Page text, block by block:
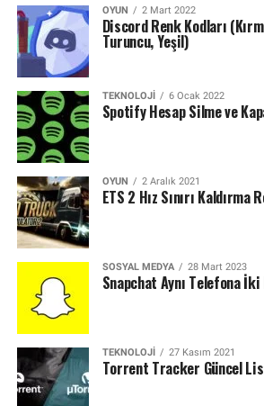
OYUN 2 Mart 2022
Discord Renk Kodları
Turuncu, Yeşil)
TEKNOLOJI 6 Ocak 2022
Spotify Hesap Silme ve
OYUN 2 Aralık 2021
ETS 2 Hız Sınırı Kaldırma
SOSYAL MEDYA 28 Mart 2023
Snapchat Aynı Telefona
TEKNOLOJI 27 Kasım 2021
Torrent Tracker Güncel